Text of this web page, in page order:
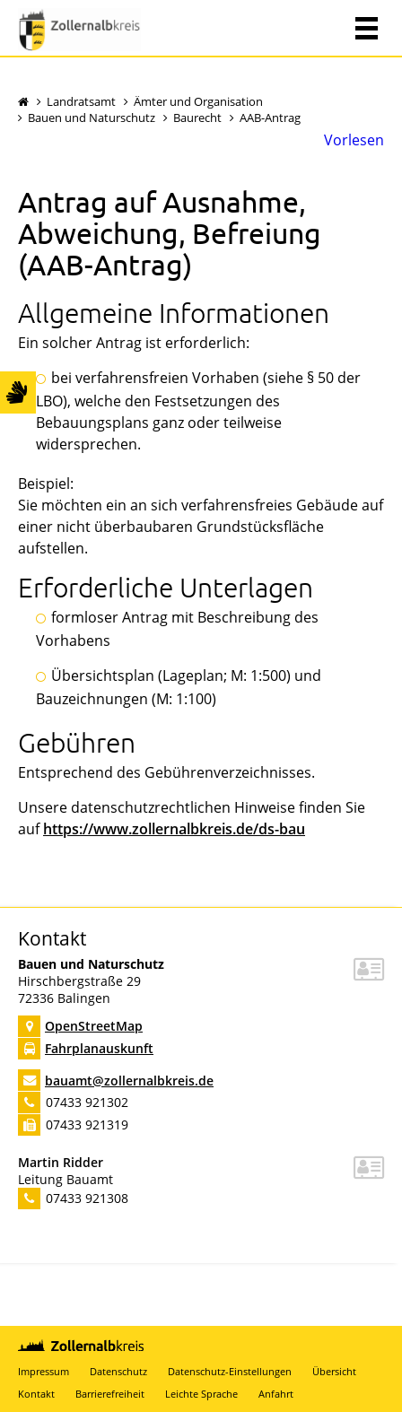
Kontakt
Bauen und Naturschutz
Hirschbergstraße 29
72336 Balingen
OpenStreetMap
Fahrplanauskunft
bauamt@zollernalbkreis.de
07433 921302
07433 921319
Martin Ridder
Leitung Bauamt
07433 921308
Landratsamt
Ämter und Organisation
Bauen und Naturschutz
Baurecht AAB-Antrag
Vorlesen
Antrag auf Ausnahme,
Abweichung, Befreiung
(AAB-Antrag)
Allgemeine Informationen
Ein solcher Antrag ist erforderlich:
bei verfahrensfreien Vorhaben (siehe § 50 der
LBO), welche den Festsetzungen des
Bebauungsplans ganz oder teilweise
widersprechen.
Beispiel:
Sie möchten ein an sich verfahrensfreies Gebäude auf
einer nicht überbaubaren Grundstücksfläche
aufstellen.
Erforderliche Unterlagen
formloser Antrag mit Beschreibung des
Vorhabens
Übersichtsplan (Lageplan; M: 1:500) und
Bauzeichnungen (M: 1:100)
Gebühren
Entsprechend des Gebührenverzeichnisses.
Unsere datenschutzrechtlichen Hinweise finden Sie
aufhttps://www.zollernalbkreis.de/ds-bau
Impressum Datenschutz Datenschutz-Einstellungen
Übersicht
Kontakt
Barrierefreiheit Leichte Sprache Anfahrt